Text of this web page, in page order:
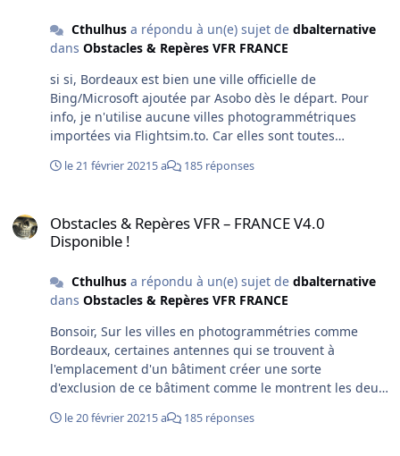
Cthulhusa répondu à un(e) sujet de dbalternative
dans Obstacles & Repères VFR FRANCE
si si, Bordeaux est bien une ville officielle de
Bing/Microsoft ajoutée par Asobo dès le départ. Pour
info, je n'utilise aucune villes photogrammétriques
importées via Flightsim.to. Car elles sont toutes
avec toi, je n'utilise que des scènes légales. Je pose la
clean légalement parlant.
le 21 février 20215 a 185 réponses
Obstacles & Repères VFR – FRANCE V4.0
Disponible !
Cthulhusa répondu à un(e) sujet de dbalternative
dans Obstacles & Repères VFR FRANCE
Bonsoir, Sur les villes en photogrammétries comme
Bordeaux, certaines antennes qui se trouvent à
l'emplacement d'un bâtiment créer une sorte
d'exclusion de ce bâtiment comme le montrent les deux
dans Bordeaux. https://imgur.com/a/ftswsub Il y a
le 20 février 20215 a 185 réponses